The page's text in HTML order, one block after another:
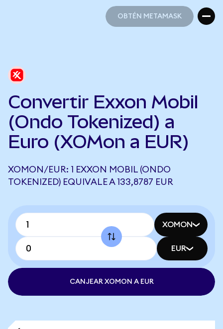
OBTÉN METAMASK
Convertir Exxon Mobil
(Ondo Tokenized) a
Euro (XOMon a EUR)
XOMON/EUR: 1 EXXON MOBIL (ONDO
TOKENIZED) EQUIVALE A 133,8787 EUR
XOMON
EUR
CANJEAR XOMON A EUR